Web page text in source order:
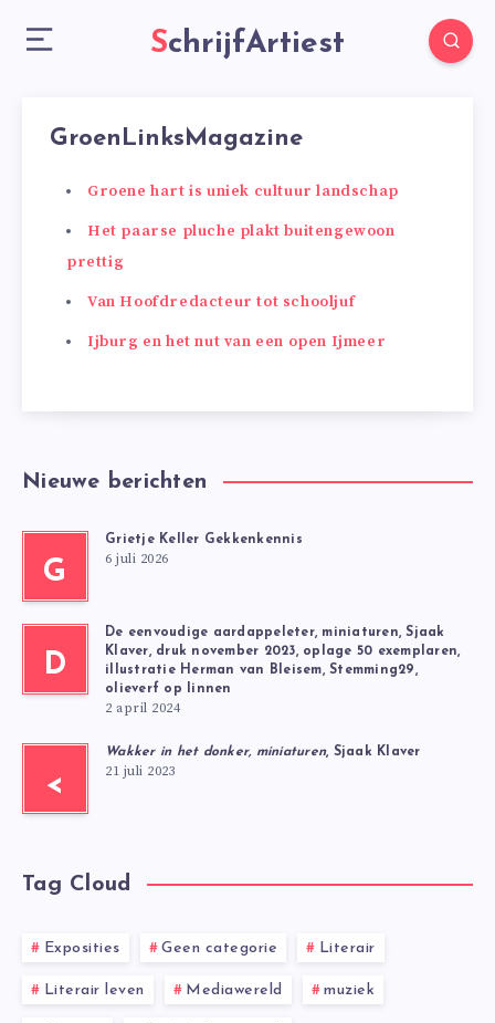
SchrijfArtiest
GroenLinksMagazine
Groene hart is uniek cultuur landschap
Het paarse pluche plakt buitengewoon
prettig
Van Hoofdredacteur tot schooljuf
Ijburg en het nut van een open Ijmeer
Nieuwe berichten
G
Grietje Keller Gekkenkennis
6 juli 2026
D
De eenvoudige aardappeleter, miniaturen, Sjaak
Klaver, druk november 2023, oplage 50 exemplaren,
illustratie Herman van Bleisem, Stemming29,
olieverf op linnen
2 april 2024
<
Wakker in het donker, miniaturen, Sjaak Klaver
21 juli 2023
Tag Cloud
Exposities Geen categorie Literair
Literair leven Mediawereld muziek